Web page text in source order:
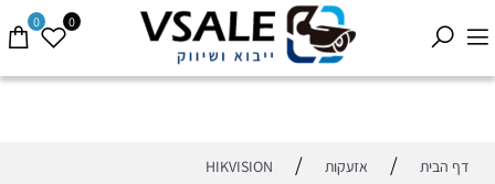
0 0
דף הבית / אזעקות /
HIKVISION